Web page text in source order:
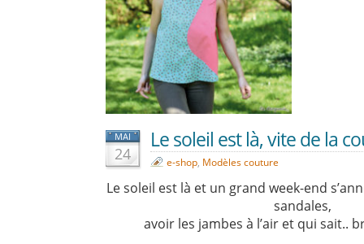
MAI
24
Le soleil est là, vite de la
e-shop, Modèles couture
Le soleil est là et un grand week-end
sandales,
avoir les jambes à l’air et qui sait..